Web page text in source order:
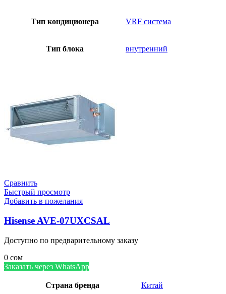
Тип кондиционера VRF система
Тип блока внутренний
Сравнить
Быстрый просмотр
Добавить в пожелания
Hisense AVE-07UXCSAL
Доступно по предварительному заказу
0 сом
Заказать через WhatsApp
Страна бренда Китай